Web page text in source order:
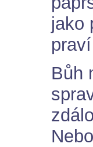
jako
Bůh